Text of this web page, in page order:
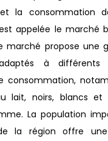
la consommation
appelée le marché
marché propose une
à
consommation,
lait, noirs, blancs et
La population
la région offre